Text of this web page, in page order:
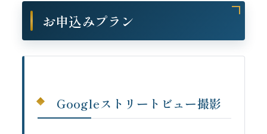
お申込みプラン
Googleストリートビュー撮影